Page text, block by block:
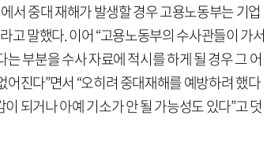
서 중대 재해가 발생할 경우 고용노동부는 기업
고 말했다. 이어 “고용노동부의 수사관들이 가서
부분을 수사 자료에 적시를 하게 될 경우 그 어
진다”면서 “오히려 중대재해를 예방하려 했다
되거나 아예 기소가 안 될 가능성도 있다”고 덧